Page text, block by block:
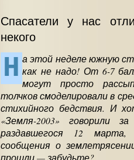
Спасатели у нас
некого
Н а этой неделе южную
как не надо! От 6-7
могут просто
толчков смоделировали в
стихийного бедствия. И
«Земля-2003» говорили
раздавшегося 12 марта,
сообщения о
прошли — забудьте?